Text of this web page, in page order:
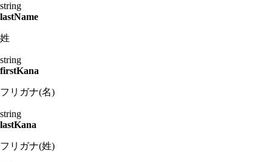
string
lastName
姓
string
firstKana
フリガナ(名)
string
lastKana
フリガナ(姓)